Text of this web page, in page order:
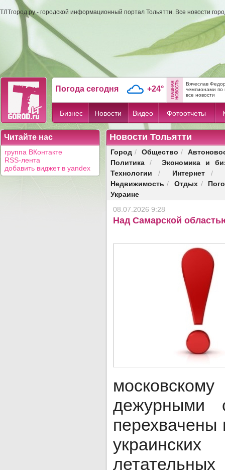
ТЛТгород.ру - городской информационный портал Тольятти. Все новости
Погода сегодня +24°
Вячеслав
чемпионами по
все новости
Бизнес Новости Видео Фотоотчеты
Читайте нас
группа ВКонтакте
RSS-лента
добавить виджет в yandex
Новости Тольятти
Город / Общество /
Политика /
Экономика и
Технологии / Интернет/
Недвижимость / Отдых /
Украине
08.07.2026 9:28
Над Самарской
дежурными